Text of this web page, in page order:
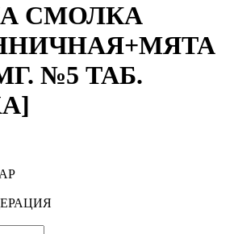
СМОЛКА
№5 ТАБ.